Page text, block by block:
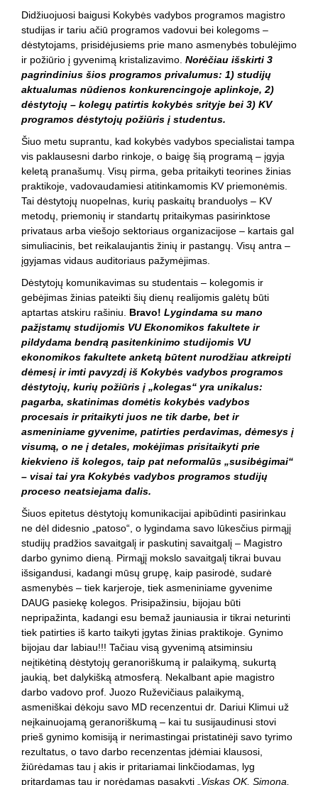
Didžiuojuosi baigusi Kokybės vadybos programos magistro
studijas ir tariu ačiū programos vadovui bei kolegoms –
dėstytojams, prisidėjusiems prie mano asmenybės tobulėjimo
ir požiūrio į gyvenimą kristalizavimo. Norėčiau išskirti 3
pagrindinius šios programos privalumus: 1) studijų
aktualumas nūdienos konkurencingoje aplinkoje, 2)
dėstytojų – kolegų patirtis kokybės srityje bei 3) KV
programos dėstytojų požiūris į studentus.
Šiuo metu suprantu, kad kokybės vadybos specialistai tampa
vis paklausesni darbo rinkoje, o baigę šią programą – įgyja
keletą pranašumų. Visų pirma, geba pritaikyti teorines žinias
praktikoje, vadovaudamiesi atitinkamomis KV priemonėmis.
Tai dėstytojų nuopelnas, kurių paskaitų branduolys – KV
metodų, priemonių ir standartų pritaikymas pasirinktose
privataus arba viešojo sektoriaus organizacijose – kartais gal
simuliacinis, bet reikalaujantis žinių ir pastangų. Visų antra –
įgyjamas vidaus auditoriaus pažymėjimas.
Dėstytojų komunikavimas su studentais – kolegomis ir
gebėjimas žinias pateikti šių dienų realijomis galėtų būti
aptartas atskiru rašiniu. Bravo! Lygindama su mano
pažįstamų studijomis VU Ekonomikos fakultete ir
pildydama bendrą pasitenkinimo studijomis VU
ekonomikos fakultete anketą būtent nurodžiau atkreipti
dėmesį ir imti pavyzdį iš Kokybės vadybos programos
dėstytojų, kurių požiūris į „kolegas“ yra unikalus:
pagarba, skatinimas domėtis kokybės vadybos
procesais ir pritaikyti juos ne tik darbe, bet ir
asmeniniame gyvenime, patirties perdavimas, dėmesys į
visumą, o ne į detales, mokėjimas prisitaikyti prie
kiekvieno iš kolegos, taip pat neformalūs „susibėgimai“
– visai tai yra Kokybės vadybos programos studijų
proceso neatsiejama dalis.
Šiuos epitetus dėstytojų komunikacijai apibūdinti pasirinkau
ne dėl didesnio „patoso“, o lygindama savo lūkesčius pirmąjį
studijų pradžios savaitgalį ir paskutinį savaitgalį – Magistro
darbo gynimo dieną. Pirmąjį mokslo savaitgalį tikrai buvau
išsigandusi, kadangi mūsų grupę, kaip pasirodė, sudarė
asmenybės – tiek karjeroje, tiek asmeniniame gyvenime
DAUG pasiekę kolegos. Prisipažinsiu, bijojau būti
nepripažinta, kadangi esu bemaž jauniausia ir tikrai neturinti
tiek patirties iš karto taikyti įgytas žinias praktikoje. Gynimo
bijojau dar labiau!!! Tačiau visą gyvenimą atsiminsiu
neįtikėtiną dėstytojų geranoriškumą ir palaikymą, sukurtą
jaukią, bet dalykišką atmosferą. Nekalbant apie magistro
darbo vadovo prof. Juozo Ruževičiaus palaikymą,
asmeniškai dėkoju savo MD recenzentui dr. Dariui Klimui už
neįkainuojamą geranoriškumą – kai tu susijaudinusi stovi
prieš gynimo komisiją ir nerimastingai pristatinėji savo tyrimo
rezultatus, o tavo darbo recenzentas įdėmiai klausosi,
žiūrėdamas tau į akis ir pritariamai linkčiodamas, lyg
pritardamas tau ir norėdamas pasakyti „ Viskas OK, Simona,